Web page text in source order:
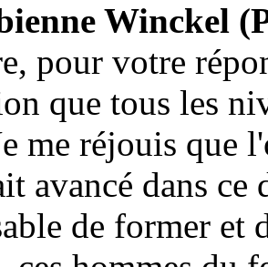
Winckel
pour votre
que tous les
me réjouis que
avancé dans
de former et